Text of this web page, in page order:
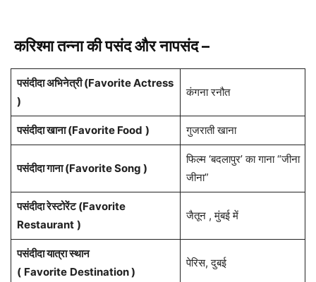
करिश्मा तन्ना की पसंद और नापसंद –
पसंदीदा अभिनेत्री (Favorite Actress
)
कंगना रनौत
पसंदीदा खाना (Favorite Food ) गुजराती खाना
पसंदीदा गाना (Favorite Song )
फिल्म ‘बदलापुर’ का गाना “जीना
जीना”
पसंदीदा रेस्टोरेंट (Favorite
Restaurant )
जैतून , मुंबई में
पसंदीदा यात्रा स्थान
( Favorite Destination )
पेरिस, दुबई